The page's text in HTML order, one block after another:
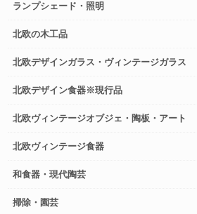
ランプシェード・照明
北欧の木工品
北欧デザインガラス・ヴィンテージガラス
北欧デザイン食器※現行品
北欧ヴィンテージオブジェ・陶板・アート
北欧ヴィンテージ食器
和食器・現代陶芸
掃除・園芸